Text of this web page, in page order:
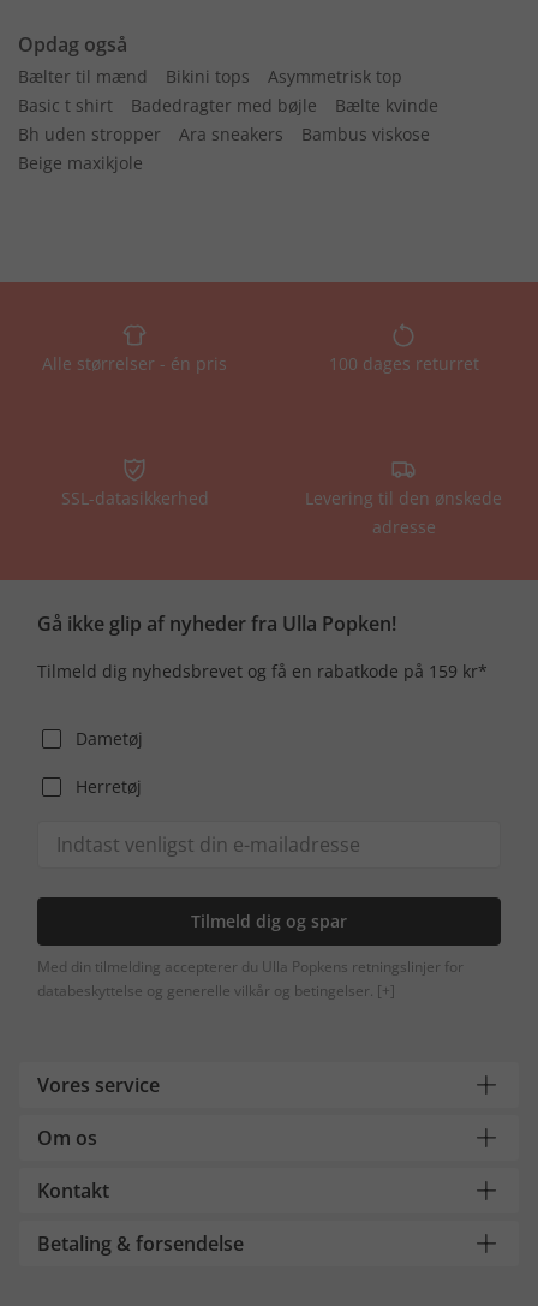
Opdag også
Bælter til mænd Bikini tops
Asymmetrisk top
Basic t shirt
Badedragter med bøjle
Bælte kvinde
Bh uden stropper
Ara sneakers
Bambus viskose
Beige maxikjole
Alle størrelser - én pris 100 dages returret
SSL-datasikkerhed
Levering til den ønskede
adresse
Gå ikke glip af nyheder fra Ulla Popken!
Tilmeld dig nyhedsbrevet og få en rabatkode på 159 kr*
Dametøj
Herretøj
Tilmeld dig og spar
Med din tilmelding accepterer du Ulla Popkens retningslinjer for
databeskyttelse og generelle vilkår og betingelser. [+]
Vores service
Om os
Kontakt
Betaling & forsendelse